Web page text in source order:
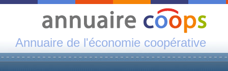
Annuaire de l'économie coopérative